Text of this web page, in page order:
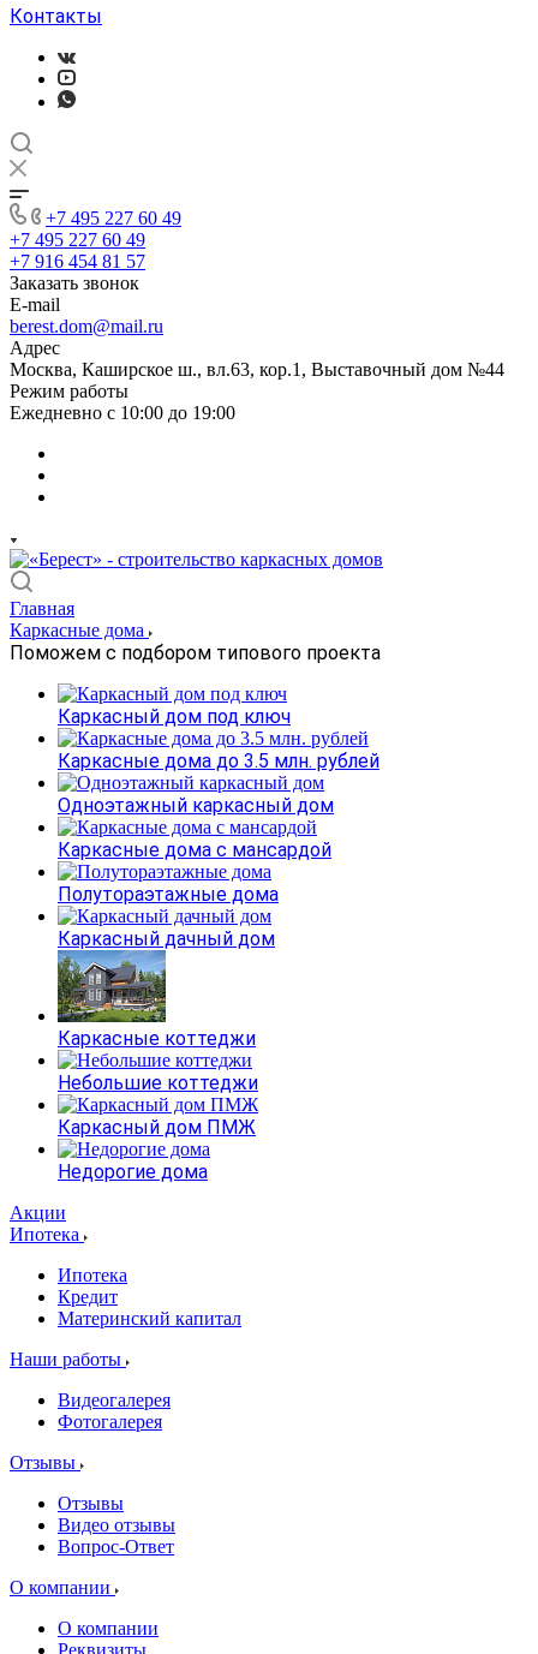
Контакты
+7 495 227 60 49
+7 495 227 60 49
+7 916 454 81 57
Заказать звонок
E-mail
berest.dom@mail.ru
Адрес
Москва, Каширское ш., вл.63, кор.1, Выставочный дом №44
Режим работы
Ежедневно с 10:00 до 19:00
Главная
Каркасные дома
Поможем с подбором типового проекта
Каркасный дом под ключ
Каркасные дома до 3.5 млн. рублей
Одноэтажный каркасный дом
Каркасные дома с мансардой
Полутораэтажные дома
Каркасный дачный дом
Каркасные коттеджи
Небольшие коттеджи
Каркасный дом ПМЖ
Недорогие дома
Акции
Ипотека
Ипотека
Кредит
Материнский капитал
Наши работы
Видеогалерея
Фотогалерея
Отзывы
Отзывы
Видео отзывы
Вопрос-Ответ
О компании
О компании
Реквизиты